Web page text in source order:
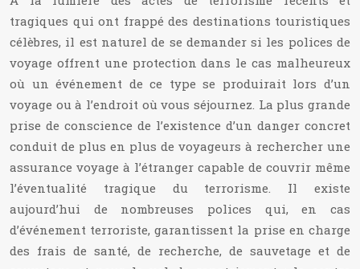
tragiques qui ont frappé des destinations touristiques
célèbres, il est naturel de se demander si les polices de
voyage offrent une protection dans le cas malheureux
où un événement de ce type se produirait lors d’un
voyage ou à l’endroit où vous séjournez. La plus grande
prise de conscience de l’existence d’un danger concret
conduit de plus en plus de voyageurs à rechercher une
assurance voyage à l’étranger capable de couvrir même
l’éventualité tragique du terrorisme. Il existe
aujourd’hui de nombreuses polices qui, en cas
d’événement terroriste, garantissent la prise en charge
des frais de santé, de recherche, de sauvetage et de